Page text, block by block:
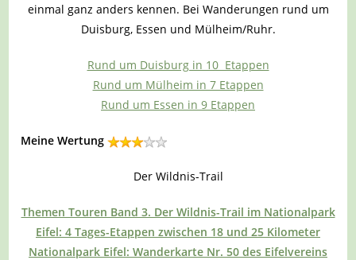
einmal ganz anders kennen. Bei Wanderungen rund um
Duisburg, Essen und Mülheim/Ruhr.
Rund um Duisburg in 10 Etappen
Rund um Mülheim in 7 Etappen
Rund um Essen in 9 Etappen
Meine Wertung
Der Wildnis-Trail
Themen Touren Band 3. Der Wildnis-Trail im Nationalpark
Eifel: 4 Tages-Etappen zwischen 18 und 25 Kilometer
Nationalpark Eifel: Wanderkarte Nr. 50 des Eifelvereins